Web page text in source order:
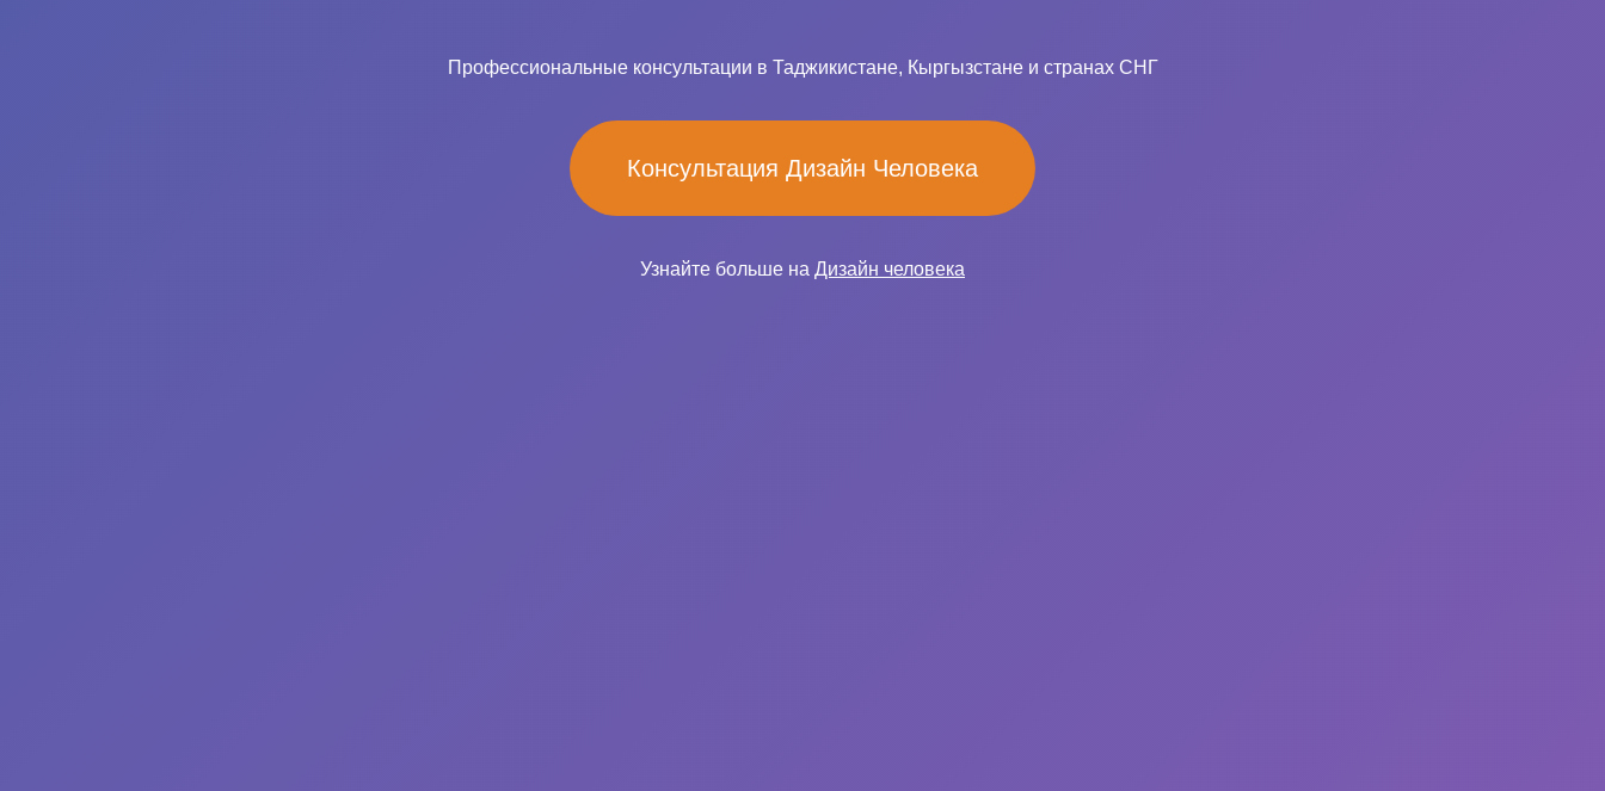
Профессиональные консультации в Таджикистане, Кыргызстане и странах СНГ
Консультация Дизайн Человека
Узнайте больше на Дизайн человека